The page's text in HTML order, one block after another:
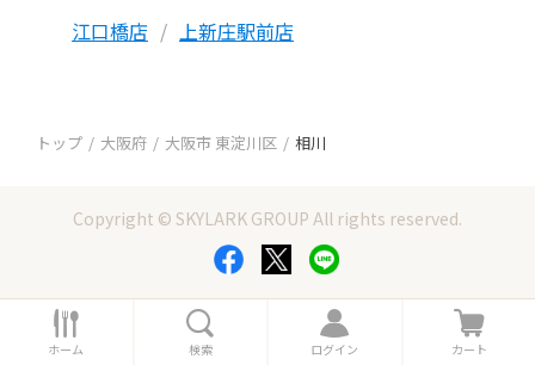
江口橋店 上新庄駅前店
トップ 大阪府 大阪市 東淀川区 相川
Copyright © SKYLARK GROUP All rights reserved.
ホ
ー
ホーム 索
検索
ロ
グ
ログイン
カ
ー
カート